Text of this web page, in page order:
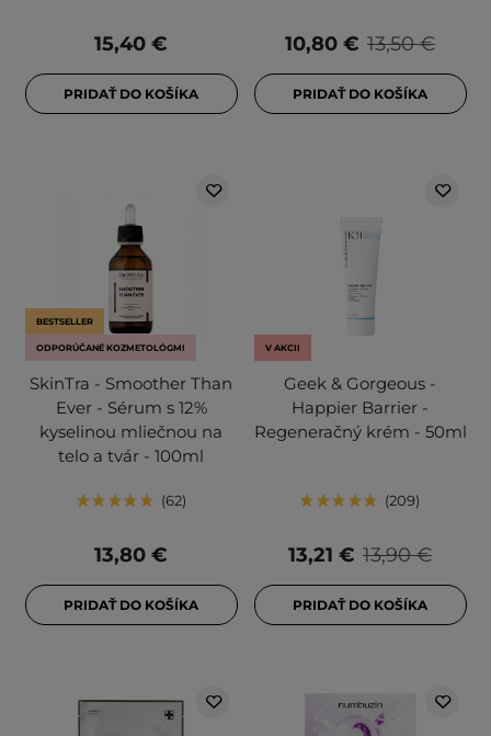
15,40 €
PRIDAŤ DO KOŠÍKA
13,50 €
10,80 €
PRIDAŤ DO KOŠÍKA
BESTSELLER
ODPORÚČANÉ KOZMETOLÓGMI
SkinTra - Smoother Than
Ever - Sérum s 12%
kyselinou mliečnou na
telo a tvár - 100ml
62
13,80 €
PRIDAŤ DO KOŠÍKA
V AKCII
Geek & Gorgeous -
Happier Barrier -
Regeneračný krém - 50ml
209
13,90 €
13,21 €
PRIDAŤ DO KOŠÍKA